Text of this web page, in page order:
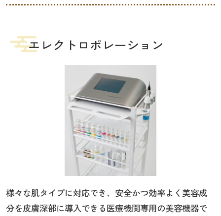
エレクトロポレーション
様々な肌タイプに対応でき、安全かつ効率よく美容成
分を皮膚深部に導入できる医療機関専用の美容機器で